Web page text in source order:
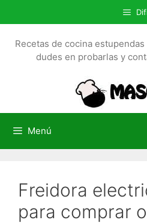
a
l
Recetas de cocina
dudes en probarlas y
Menú
Freidora
para comprar